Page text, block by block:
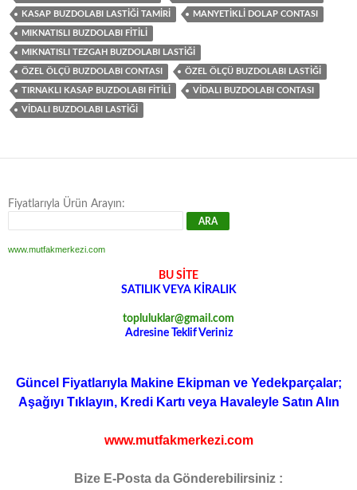
KASAP BUZDOLABI LASTIĞI TAMIRI MANYETIKLI DOLAP CONTASI
MIKNATISLI BUZDOLABI FITILI
MIKNATISLI TEZGAH BUZDOLABI LASTIĞI
ÖZEL ÖLÇÜ BUZDOLABI CONTASI ÖZEL ÖLÇÜ BUZDOLABI LASTIĞI
TIRNAKLI KASAP BUZDOLABI FITILI VIDALI BUZDOLABI CONTASI
VIDALI BUZDOLABI LASTIĞI
Fiyatlarıyla Ürün Arayın:
www.mutfakmerkezi.com
BU SİTE
SATILIK VEYA KİRALIK
topluluklar@gmail.com
Adresine Teklif Veriniz
Güncel Fiyatlarıyla Makine Ekipman ve Yedekparçalar;
Aşağıyı Tıklayın, Kredi Kartı veya Havaleyle Satın Alın
www.mutfakmerkezi.com
Bize E-Posta da Gönderebilirsiniz :